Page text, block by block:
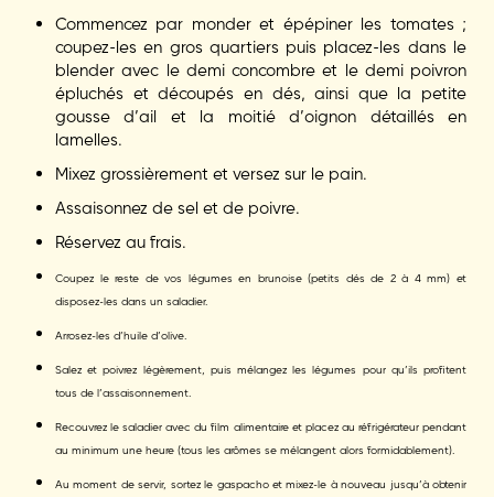
Commencez par monder et épépiner les tomates ;
coupez-les en gros quartiers puis placez-les dans le
blender avec le demi concombre et le demi poivron
épluchés et découpés en dés, ainsi que la petite
gousse d’ail et la moitié d’oignon détaillés en
lamelles.
Mixez grossièrement et versez sur le pain.
Assaisonnez de sel et de poivre.
Réservez au frais.
Coupez le reste de vos légumes en brunoise (petits dés de 2 à 4 mm) et
disposez-les dans un saladier.
Arrosez-les d’huile d’olive.
Salez et poivrez légèrement, puis mélangez les légumes pour qu’ils profitent
tous de l’assaisonnement.
Recouvrez le saladier avec du film alimentaire et placez au réfrigérateur pendant
au minimum une heure (tous les arômes se mélangent alors formidablement).
Au moment de servir, sortez le gaspachoet mixez-le à nouveau jusqu’à obtenir